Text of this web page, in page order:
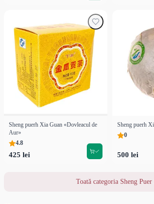
Sheng puerh Xia Guan «Dovleacul de
Aur»
4.8
425 lei
Sheng puerh
0
500 lei
Toată categoria Sheng Puer